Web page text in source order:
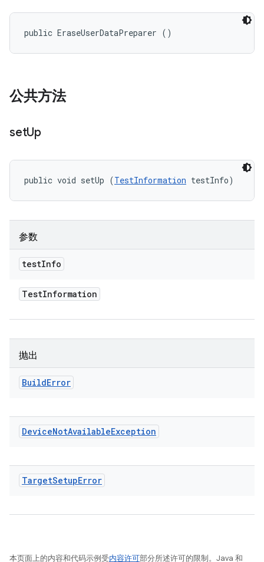
public EraseUserDataPreparer ()
公共方法
setUp
public void setUp (TestInformation testInfo)
参数
testInfo
TestInformation
抛出
BuildError
DeviceNotAvailableException
TargetSetupError
本页面上的内容和代码示例受内容许可部分所述许可的限制。Java 和